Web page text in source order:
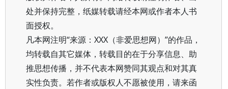
处并保持完整，纸媒转载请经本网或作者本人书
面授权。
凡本网注明“来源：XXX（非爱思想网）”的作品，
均转载自其它媒体，转载目的在于分享信息、助
推思想传播，并不代表本网赞同其观点和对其真
实性负责。若作者或版权人不愿被使用，请来函